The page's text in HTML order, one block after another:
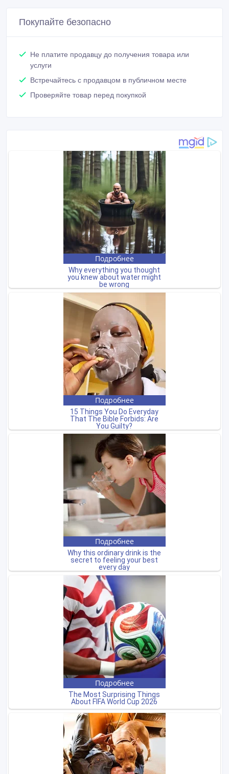
Покупайте безопасно
Не платите продавцу до получения товара или
услуги
Встречайтесь с продавцом в публичном месте
Проверяйте товар перед покупкой